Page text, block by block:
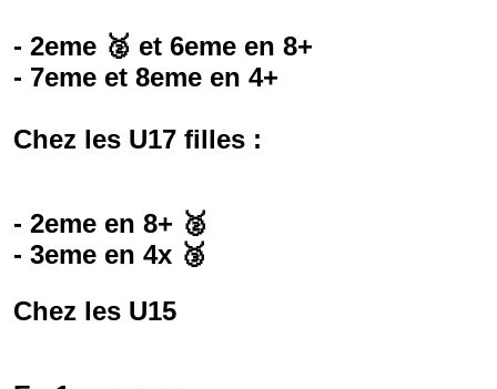
- 2eme 🥈 et 6eme en 8+
- 7eme et 8eme en 4+
Chez les U17 filles :
- 2eme en 8+ 🥈
- 3eme en 4x 🥉
Chez les U15